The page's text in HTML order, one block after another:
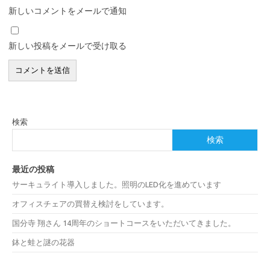
新しいコメントをメールで通知
新しい投稿をメールで受け取る
検索
検索
最近の投稿
サーキュライト導入しました。照明のLED化を進めています
オフィスチェアの買替え検討をしています。
国分寺 翔さん 14周年のショートコースをいただいてきました。
鉢と蛙と謎の花器